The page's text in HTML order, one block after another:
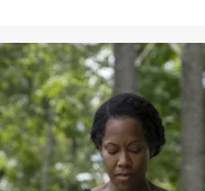
l'eccezione alla regola
e le nuove
[']